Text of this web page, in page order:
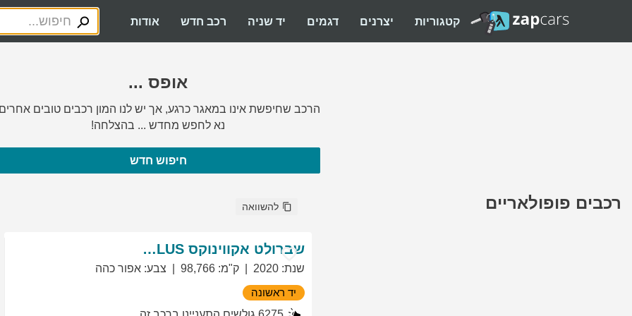
קטגוריות יצרנים דגמים יד שניה רכב חדש אודות
אופס ...
הרכב שחיפשת אינו במאגר כרגע, אך יש לנו המון רכבים טובים
נא לחפש מחדש ... בהצלחה!
חיפוש חדש
רכבים פופולאריים להשוואה
שברולט אקווינוקס LT PLUS
שנת:
2020 ק"מ:
98,766 צבע: אפור כהה
יד ראשונה